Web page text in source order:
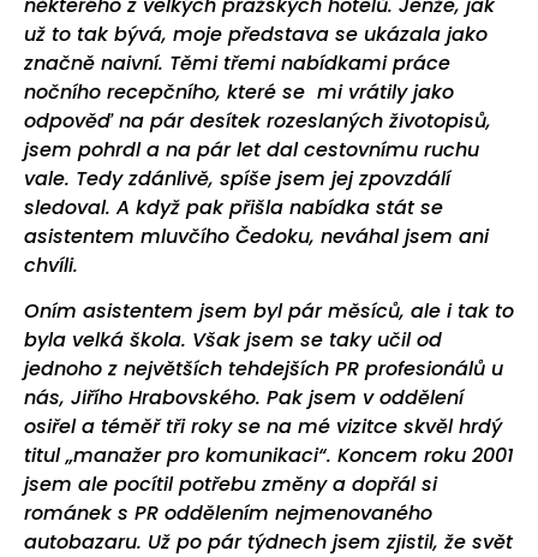
už to tak bývá, moje představa se ukázala jako
značně naivní. Těmi třemi nabídkami práce
nočního recepčního, které se mi vrátily jako
odpověď na pár desítek rozeslaných životopisů,
jsem pohrdl a na pár let dal cestovnímu ruchu
vale. Tedy zdánlivě, spíše jsem jej zpovzdálí
sledoval. A když pak přišla nabídka stát se
asistentem mluvčího Čedoku, neváhal jsem ani
chvíli.
Oním asistentem jsem byl pár měsíců, ale i tak to
byla velká škola. Však jsem se taky učil od
jednoho z největších tehdejších PR profesionálů u
nás, Jiřího Hrabovského. Pak jsem v oddělení
osiřel a téměř tři roky se na mé vizitce skvěl hrdý
titul „manažer pro komunikaci“. Koncem roku 2001
jsem ale pocítil potřebu změny a dopřál si
románek s PR oddělením nejmenovaného
autobazaru. Už po pár týdnech jsem zjistil, že svět